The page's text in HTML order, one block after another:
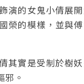
演的女鬼小倩展
榮的模樣，並與
其實是受制於樹妖
。